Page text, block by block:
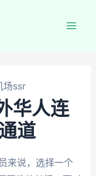
场ssr
华人连
道
来说，选择一个